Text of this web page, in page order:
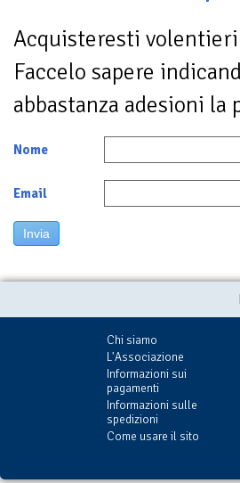
Acquisteresti volentieri
Faccelo sapere
abbastanza adesioni la
Nome
Email
Invia
Chi siamo
L'Associazione
Informazioni sui
pagamenti
Informazioni sulle
spedizioni
Come usare il sito